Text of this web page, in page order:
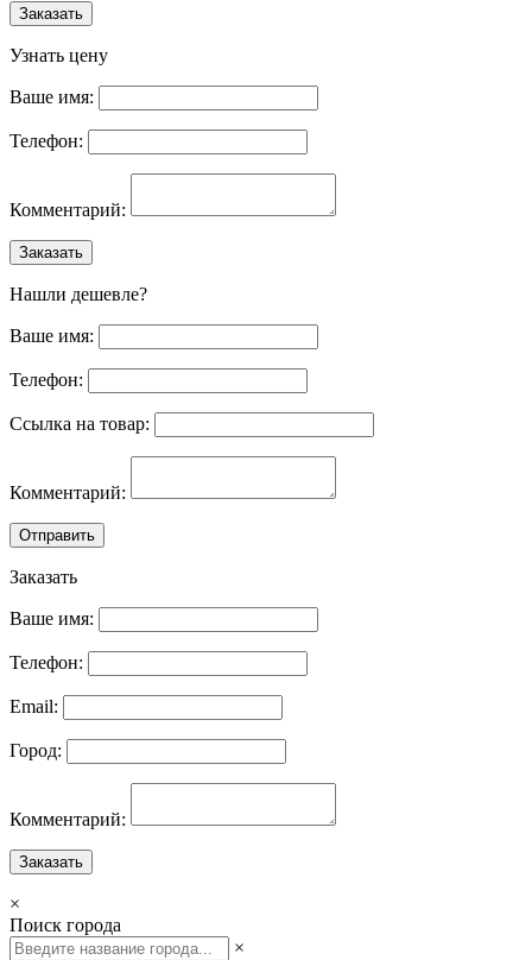
Заказать
Узнать цену
Ваше имя:
Телефон:
Комментарий:
Заказать
Нашли дешевле?
Ваше имя:
Телефон:
Ссылка на товар:
Комментарий:
Отправить
Заказать
Ваше имя:
Телефон:
Email:
Город:
Комментарий:
Заказать
×
Поиск города
×